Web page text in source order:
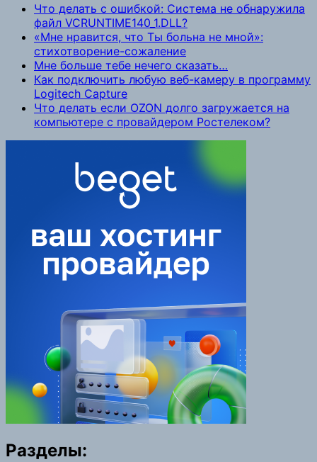
Что делать с ошибкой: Система не обнаружила
файл VCRUNTIME140_1.DLL?
«Мне нравится, что Ты больна не мной»:
стихотворение-сожаление
Мне больше тебе нечего сказать…
Как подключить любую веб-камеру в программу
Logitech Capture
Что делать если OZON долго загружается на
компьютере с провайдером Ростелеком?
Разделы: